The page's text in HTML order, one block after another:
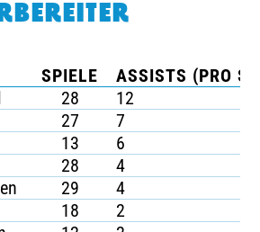
SPIELE
ASSISTS (PRO
28
12
27
7
13
6
28
4
29
4
18
2